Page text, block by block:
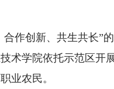
作创新、共生共长”
术学院依托示范区开
业农民。